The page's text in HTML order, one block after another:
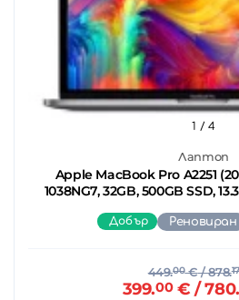
Лаптоп
Apple MacBook Pro A2251
1038NG7, 32GB, 500GB SSD,
1 / 4
Добър Реновиран
449.00€/ 878.17
399.00€ / 780.